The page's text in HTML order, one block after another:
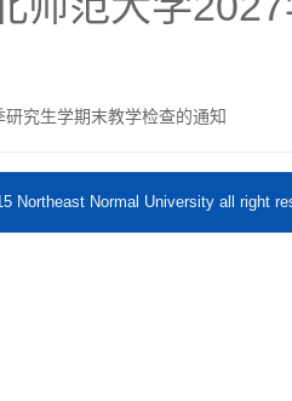
究生学期末教学检查的通知
Northeast Normal University all